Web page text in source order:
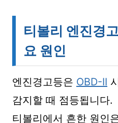
티볼리 엔진경
요 원인
엔진경고등은 OBD-II
감지할 때 점등됩니다.
티볼리에서 흔한 원인